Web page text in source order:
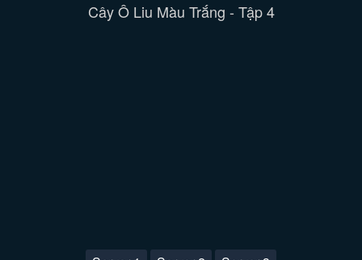
Cây Ô Liu Màu Trắng - Tập 4